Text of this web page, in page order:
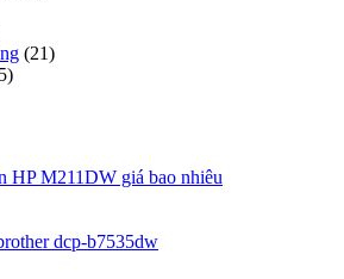
(21)
HP M211DW giá bao nhiêu
dcp-b7535dw